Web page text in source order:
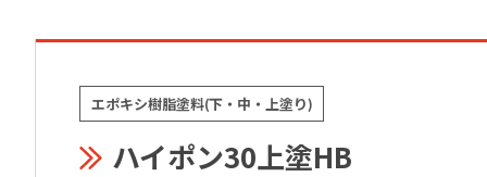
エポキシ樹脂塗料(下・中・上塗り)
ハイポン30上塗HB